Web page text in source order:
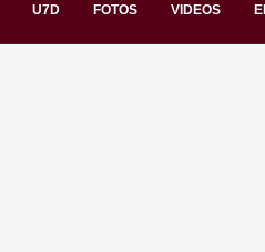
U7D FOTOS VIDEOS